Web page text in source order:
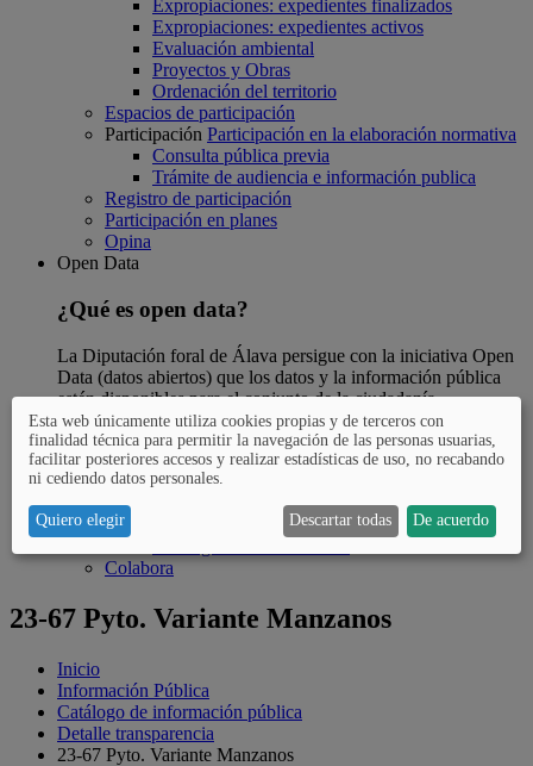
Expropiaciones: expedientes finalizados
Expropiaciones: expedientes activos
Evaluación ambiental
Proyectos y Obras
Ordenación del territorio
Espacios de participación
Participación Participación en la elaboración normativa
Consulta pública previa
Trámite de audiencia e información publica
Registro de participación
Participación en planes
Opina
Open Data
¿Qué es open data?
La Diputación foral de Álava persigue con la iniciativa Open
Data (datos abiertos) que los datos y la información pública
estén disponibles para el conjunto de la ciudadanía.
Open Data ¿Qué es Open Data?
Preguntas más frecuentes
Open Data Catálogo de datos abiertos
Colabora
23-67 Pyto. Variante Manzanos
Inicio
Información Pública
Catálogo de información pública
Detalle transparencia
23-67 Pyto. Variante Manzanos
Esta web únicamente utiliza cookies propias y de terceros con
finalidad técnica para permitir la navegación de las personas usuarias,
facilitar posteriores accesos y realizar estadísticas de uso, no recabando
ni cediendo datos personales.
Quiero elegir Descartar todas De acuerdo